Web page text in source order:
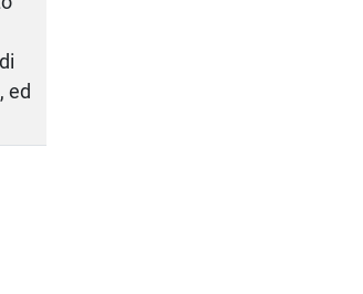
ed